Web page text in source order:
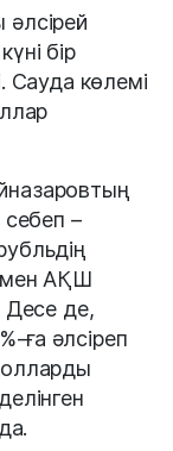
бір
Сауда көлемі
себеп –
мен АҚШ
Десе де,
ға әлсіреп